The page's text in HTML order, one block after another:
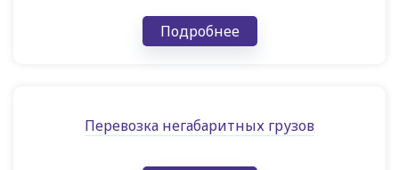
Подробнее
Перевозка негабаритных грузов